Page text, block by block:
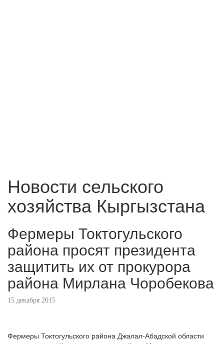
Новости сельского
хозяйства Кыргызстана
Фермеры Токтогульского
района просят президента
защитить их от прокурора
района Мирлана Чоробекова
15 декабря 2015
Фермеры Токтогульского района Джалал-Абадской области